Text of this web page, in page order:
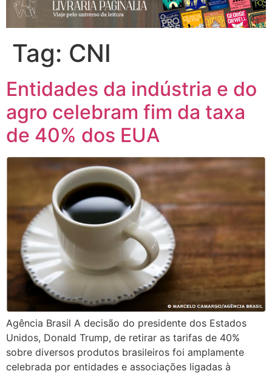
Tag: CNI
Entidades da indústria e do
agro celebram fim da taxa
de 40% dos EUA
Agência Brasil A decisão do presidente dos Estados
Unidos, Donald Trump, de retirar as tarifas de 40%
sobre diversos produtos brasileiros foi amplamente
celebrada por entidades e associações ligadas à